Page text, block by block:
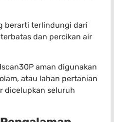
berarti terlindungi dari
dan percikan air
aman digunakan
atau lahan pertanian
dicelupkan seluruh